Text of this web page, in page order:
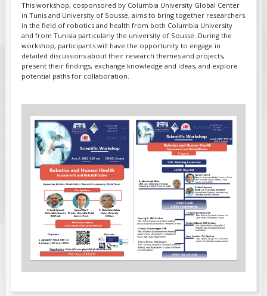
FIELDS MARKED WITH AN ASTERISK (*)
ARE REQUIRED.
S'INSCRIRE
This workshop, cosponsored by Columbia University Global Center
in Tunis and University of Sousse, aims to bring together researchers
in the field of robotics and health from both Columbia University
and from Tunisia particularly the university of Sousse. During the
workshop, participants will have the opportunity to engage in
detailed discussions about their research themes and projects,
present their findings, exchange knowledge and ideas, and explore
potential paths for collaboration.